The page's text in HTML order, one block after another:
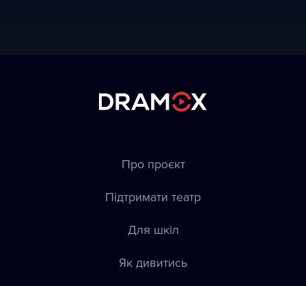
Про проєкт
Підтримати театр
Для шкіл
Як дивитись